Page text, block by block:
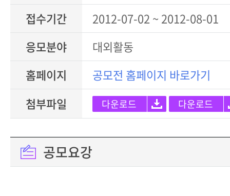
접수기간
2012-07-02 ~ 2012-08-01
응모분야
대외활동
홈페이지
공모전 홈페이지 바로가기
첨부파일
다운로드 다운로드
공모요강